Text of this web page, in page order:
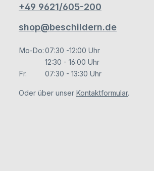
Verkratzungen gesichert. Diese bitte vor der
und Rückseite). Dieses Format ist optimiert für
die Einlage von Rettungszeichen.
+49 9621/605-200
shop@beschildern.de
Mo-Do:07:30 -12:00 Uhr
12:30 - 16:00 Uhr
Fr.
07:30 - 13:30 Uhr
Oder über unser Kontaktformular.